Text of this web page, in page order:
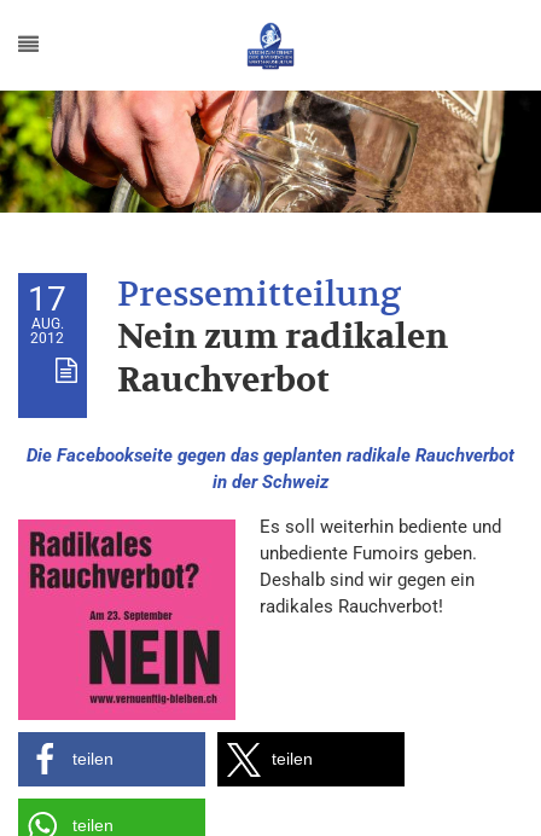
17
AUG.
2012
Nein zum radikalen
Rauchverbot
Die Facebookseite gegen das geplanten radikale Rauchverbot
in der Schweiz
Es soll weiterhin bediente und
unbediente Fumoirs geben.
Deshalb sind wir gegen ein
radikales Rauchverbot!
teilen teilen
teilen